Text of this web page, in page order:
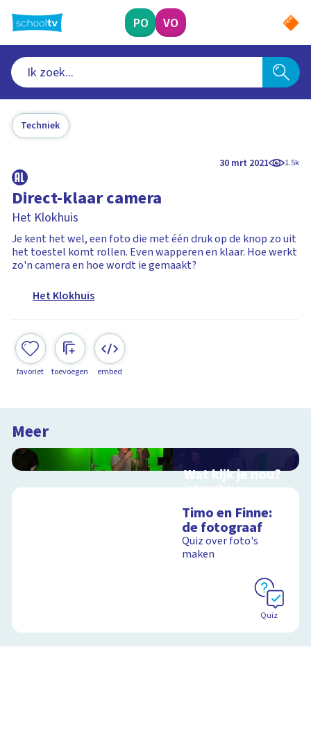
naar
hoofdinhoud
PO VO
Techniek
30 mrt 2021 1.5k
Direct-klaar camera
Het Klokhuis
Je kent het wel, een foto die met één druk op de knop zo uit
het toestel komt rollen. Even wapperen en klaar. Hoe werkt
zo'n camera en hoe wordt ie gemaakt?
Het Klokhuis
favoriet toevoegen embed
Meer
Wat kijk je nou?
Interactieve
en video
Timo en Finne:
de fotograaf
Quiz over foto's
maken
Quiz